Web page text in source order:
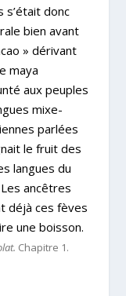
s’était donc
bien avant
» dérivant
maya
aux peuples
mixe-
parlées
le fruit des
langues du
ancêtres
déjà ces fèves
une boisson.
Chapitre 1.